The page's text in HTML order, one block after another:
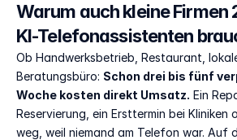
Warum auch kleine Firmen
KI-Telefonassistenten
Ob Handwerksbetrieb, Restaurant,
Beratungsbüro: Schon drei bis fünf
Woche kosten direkt Umsatz. Ein
Reservierung, ein Ersttermin bei Kliniken
weg, weil niemand am Telefon war. Auf